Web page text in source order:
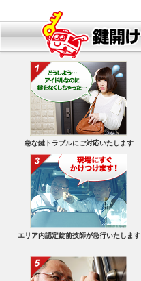
急な鍵トラブルにご対応いたします
エリア内認定錠前技師が急行いたします